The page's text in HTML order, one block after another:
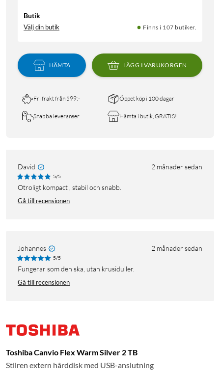
Butik
Välj din butik Finns i 107 butiker.
HÄMTA LÄGG I VARUKORGEN
Fri frakt från 599:- Öppet köp i 100 dagar
Snabba leveranser Hämta i butik, GRATIS!
David 2 månader sedan
5/5
Otroligt kompact , stabil och snabb.
Gå till recensionen
Johannes 2 månader sedan
5/5
Fungerar som den ska, utan krusiduller.
Gå till recensionen
Toshiba Canvio Flex Warm Silver 2 TB
Stilren extern hårddisk med USB-anslutning